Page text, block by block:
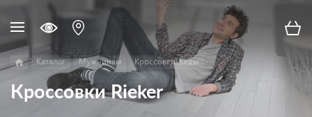
Каталог Мужчинам Кроссовки\Кеды
Кроссовки Rieker